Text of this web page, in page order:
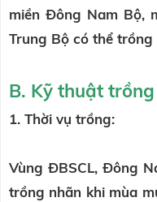
miền Đông Nam Bộ,
Trung Bộ có thể
B. Kỹ thuật
1. Thời vụ trồng:
Vùng ĐBSCL, Đông
trồng nhãn khi mùa